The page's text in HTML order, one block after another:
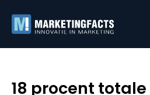
18 procent totale